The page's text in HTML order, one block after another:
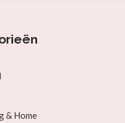
& Home